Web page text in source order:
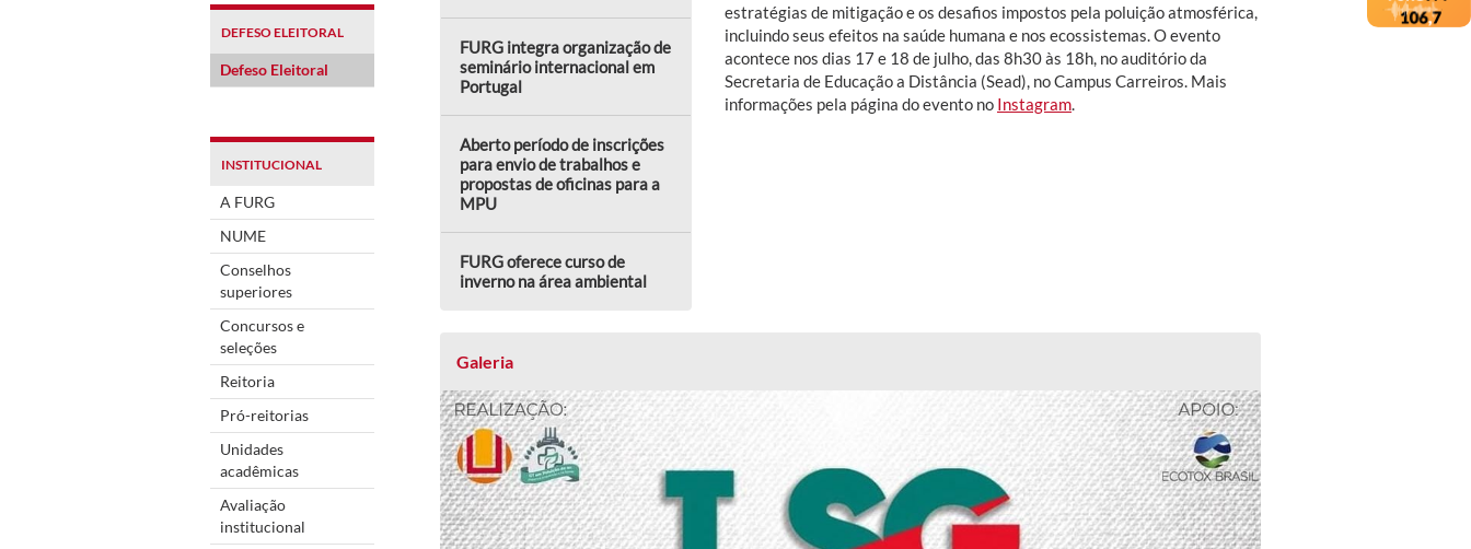
DEFESO ELEITORAL
Defeso Eleitoral
INSTITUCIONAL
A FURG
NUME
Conselhos
superiores
Concursos e
seleções
Reitoria
Pró-reitorias
Unidades
acadêmicas
Avaliação
institucional
FURG integra organização de
seminário internacional em
Portugal
Aberto período de inscrições
para envio de trabalhos e
propostas de oficinas para a
MPU
FURG oferece curso de
inverno na área ambiental
estratégias de mitigação e os desafios impostos pela poluição atmosférica,
incluindo seus efeitos na saúde humana e nos ecossistemas. O evento
acontece nos dias 17 e 18 de julho, das 8h30 às 18h, no auditório da
Secretaria de Educação a Distância (Sead), no Campus Carreiros. Mais
informações pela página do evento no Instagram
Galeria